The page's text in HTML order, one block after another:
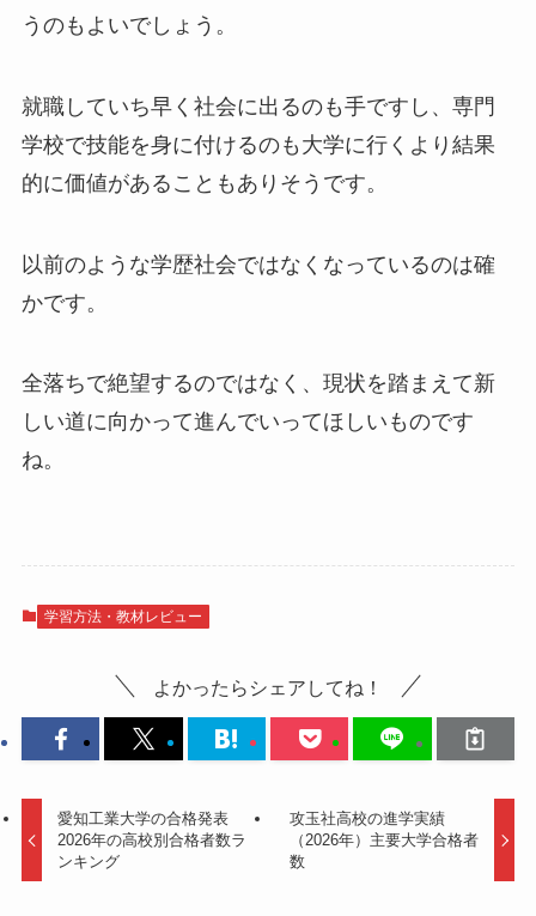
うのもよいでしょう。
就職していち早く社会に出るのも手ですし、専門
学校で技能を身に付けるのも大学に行くより結果
的に価値があることもありそうです。
以前のような学歴社会ではなくなっているのは確
かです。
全落ちで絶望するのではなく、現状を踏まえて新
しい道に向かって進んでいってほしいものです
ね。
学習方法・教材レビュー
よかったらシェアしてね！
愛知工業大学の合格発表
2026年の高校別合格者数ラ
ンキング
攻玉社高校の進学実績
（2026年）主要大学合格者
数